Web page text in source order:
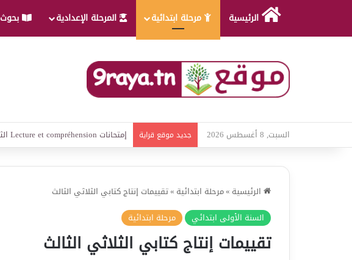
الرئيسية مرحلة ابتدائية المرحلة الإعدادية بحوث
السبت, 8 أغسطس 2026 جديد موقع قراية امتحانات قواعد لغة الثلاثي الثالث
الرئيسية »مرحلة ابتدائية »تقييمات إنتاج كتابي الثلاثي الثالث
السنة الأولى ابتدائي
مرحلة ابتدائية
تقييمات إنتاج كتابي الثلاثي الثالث